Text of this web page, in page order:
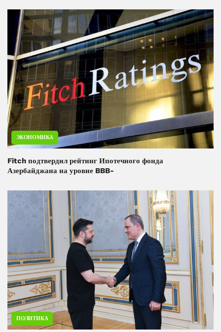
ЭКОНОМИКА
Fitch подтвердил рейтинг Ипотечного фонда
Азербайджана на уровне BBB-
ПОЛИТИКА